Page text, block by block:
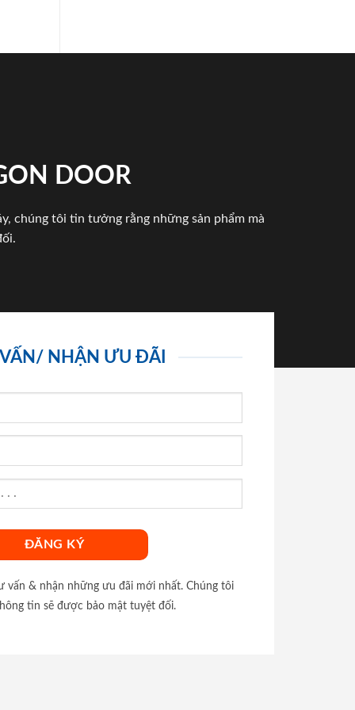
DOOR
chúng tôi tin tưởng rằng những sản phẩm mà
NHẬN ƯU ĐÃI
vấn & nhận những ưu đãi mới nhất. Chúng tôi
tin sẽ được bảo mật tuyệt đối.